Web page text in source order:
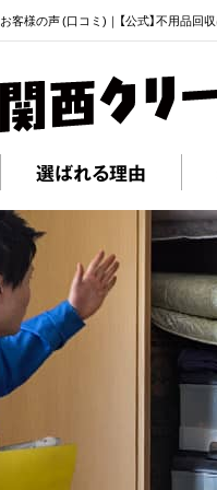
お客様の声 (口コミ)｜【公式】不用品回
選ばれる理由